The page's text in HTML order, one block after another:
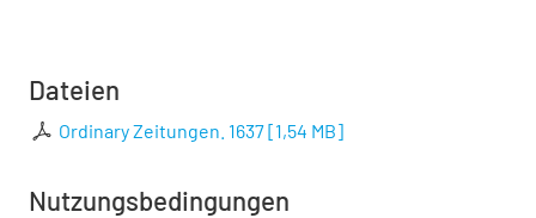
Dateien
Ordinary Zeitungen. 1637[1,54 MB]
Nutzungsbedingungen